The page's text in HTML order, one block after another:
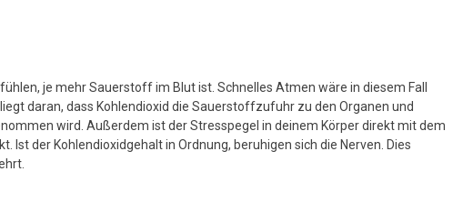
je mehr Sauerstoff im Blut ist. Schnelles Atmen wäre in diesem Fall
daran, dass Kohlendioxid die Sauerstoffzufuhr zu den Organen und
wird. Außerdem ist der Stresspegel in deinem Körper direkt mit dem
Ist der Kohlendioxidgehalt in Ordnung, beruhigen sich die Nerven. Dies